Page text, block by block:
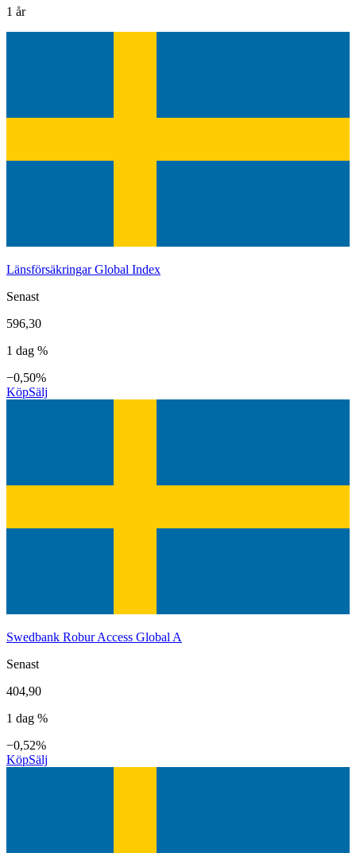
1 år
Länsförsäkringar Global Index
Senast
596,30
1 dag %
−0,50%
KöpSälj
Swedbank Robur Access Global A
Senast
404,90
1 dag %
−0,52%
KöpSälj